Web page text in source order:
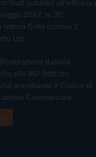
pubblici all'editoria
2017, n. 70.
lettera f) del comma 2
Lgs.
Italiana
allo IAP (Istituto
accettando il Codice di
Commerciale